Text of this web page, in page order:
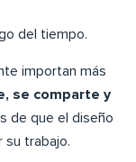
del tiempo.
importan más
se comparte y
de que el diseño
su trabajo.